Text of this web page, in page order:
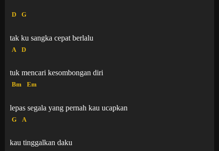
D G
tak ku sangka cepat berlalu
A D
tuk mencari kesombongan diri
Bm Em
lepas segala yang pernah kau ucapkan
G A
kau tinggalkan daku